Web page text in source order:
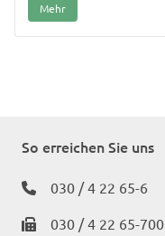
Mehr
So erreichen Sie uns
030 / 4 22 65-6
030 / 4 22 65-700